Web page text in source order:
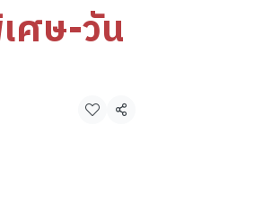
ศษ-วัน
แชร์